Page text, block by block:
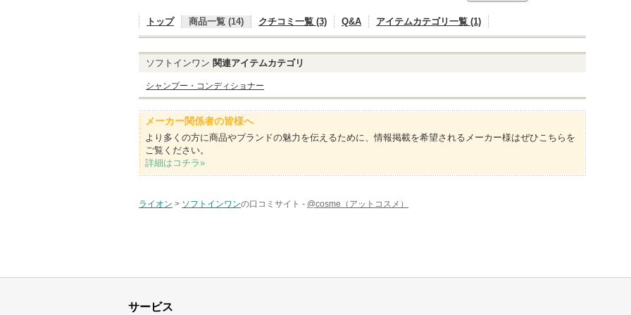
トップ 商品一覧 (14) クチコミ一覧 (3) Q&A アイテムカテゴリ一覧 (1)
ソフトインワン 関連アイテムカテゴリ
シャンプー・コンディショナー
メーカー関係者の皆様へ
より多くの方に商品やブランドの魅力を伝えるために、情報掲載を希望されるメーカー様はぜひこちらを
ご覧ください。
詳細はコチラ»
ライオン > ソフトインワンの口コミサイト - @cosme（アットコスメ）
サービス